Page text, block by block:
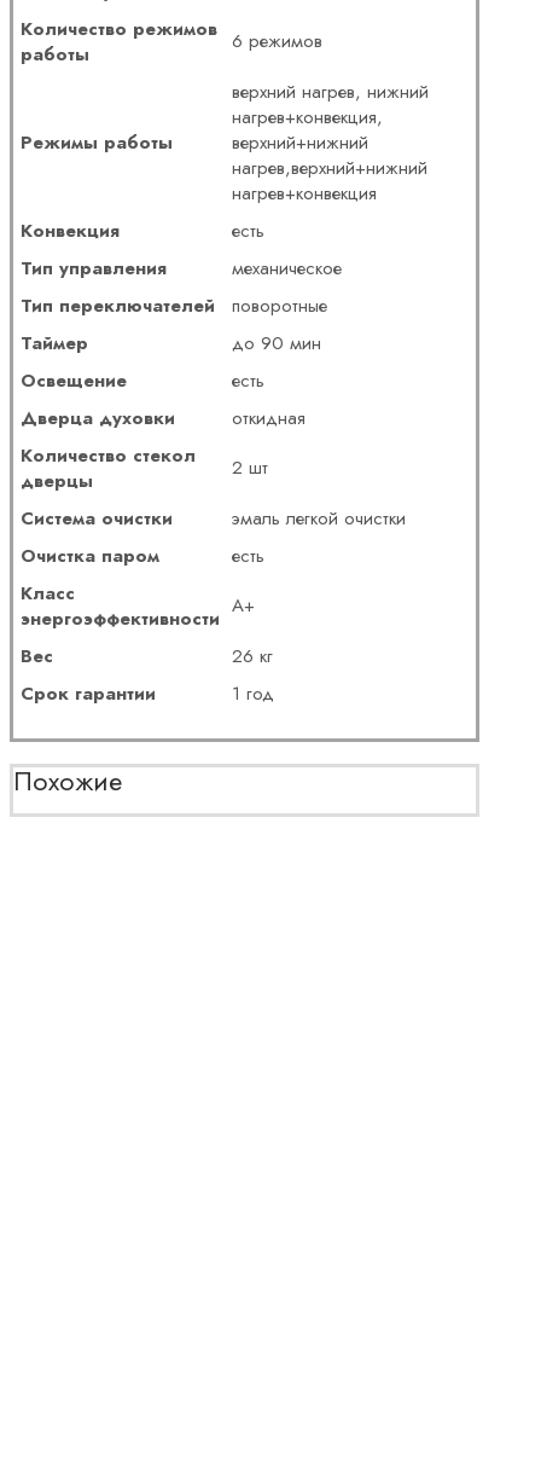
Количество режимов
работы
6 режимов
Режимы работы
верхний нагрев, нижний
нагрев+конвекция,
верхний+нижний
нагрев,верхний+нижний
нагрев+конвекция
Конвекция
есть
Тип управления
механическое
Тип переключателей
поворотные
Таймер
до 90 мин
Освещение
есть
Дверца духовки
откидная
Количество стекол
дверцы
2 шт
Система очистки
эмаль легкой очистки
Очистка паром
есть
Класс
энергоэффективности A+
Вес
26 кг
Срок гарантии
1 год
Похожие